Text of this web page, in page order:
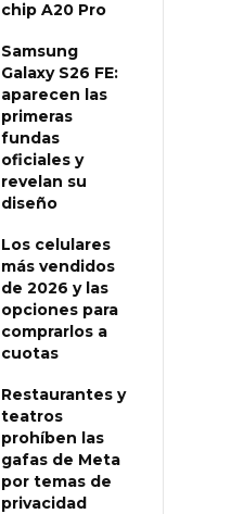
chip A20 Pro
Samsung
Galaxy S26 FE:
aparecen las
primeras
fundas
oficiales y
revelan su
diseño
Los celulares
más vendidos
de 2026 y las
opciones para
comprarlos a
cuotas
Restaurantes y
teatros
prohíben las
gafas de Meta
por temas de
privacidad